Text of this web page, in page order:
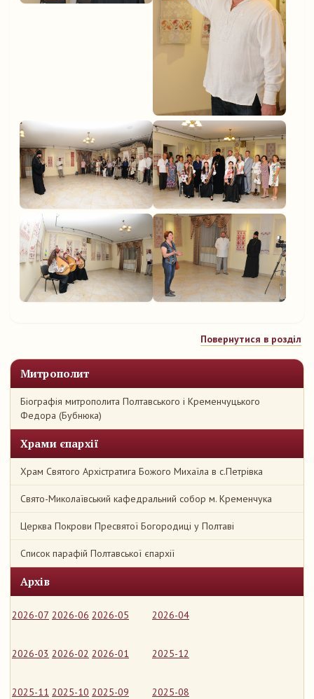
Митрополит
Біографія митрополита Полтавського і Кременчуцького
Федора (Бубнюка)
Храми єпархії
Храм Святого Архістратига Божого Михаїла в с.Петрівка
Свято-Миколаївський кафедральний собор м. Кременчука
Церква Покрови Пресвятої Богородиці у Полтаві
Список парафій Полтавської єпархії
Архів
2026-07 2026-06 2026-05 2026-04
2026-03 2026-02 2026-01 2025-12
2025-11 2025-10 2025-09 2025-08
Повернутися в розділ